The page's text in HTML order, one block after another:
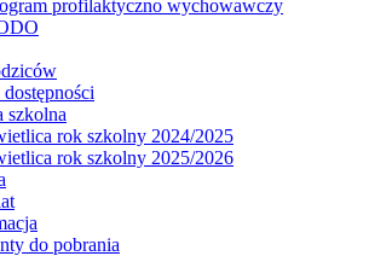
profilaktyczno wychowawczy
szkolna
rok szkolny 2024/2025
rok szkolny 2025/2026
do pobrania